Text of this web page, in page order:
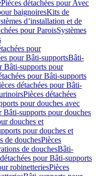
Pièces détachées pour Avec
baignoiresKits de
d’installation et de
pour ParoisSystèmes
pour
pour Bâti-supportsBâti-
Bâti-supports pour
pour Bâti-supports
détachées pour Bâti-
Pièces détachées
pour douches avec
Bâti-supports pour douches
douches et
pour douches et
de douchesPièces
de douchesBâti-
pour Bâti-supports
robinetteriesPièces